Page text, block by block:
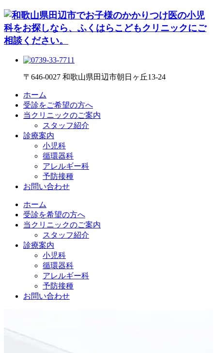
〒646-0027 和歌山県田辺市朝日ヶ丘13-24
ホーム
受診をご希望の方へ
当クリニックのご案内
スタッフ紹介
診療案内
小児科
循環器科
アレルギー科
予防接種
お問い合わせ
ホーム
受診を希望の方へ
当クリニックのご案内
スタッフ紹介
診療案内
小児科
循環器科
アレルギー科
予防接種
お問い合わせ